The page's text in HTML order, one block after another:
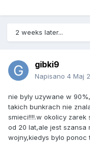
2 weeks later...
gibki9
Napisano 4 Maj
nie byly uzywane w
takich bunkrach nie
smieci!!!!.w okolicy
od 20 lat,ale jest szansa
wojny,kiedys bylo ponoc